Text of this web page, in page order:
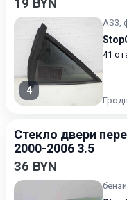
4
AS3,
41
Стекло двери
2000-2006 3.5
36 BYN